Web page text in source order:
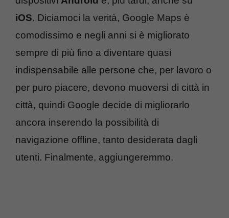
iOS. Diciamoci la verità, Google Maps è
comodissimo e negli anni si è migliorato
sempre di più fino a diventare quasi
indispensabile alle persone che, per lavoro o
per puro piacere, devono muoversi di città in
città, quindi Google decide di migliorarlo
ancora inserendo la possibilità di
navigazione offline, tanto desiderata dagli
utenti. Finalmente, aggiungeremmo.